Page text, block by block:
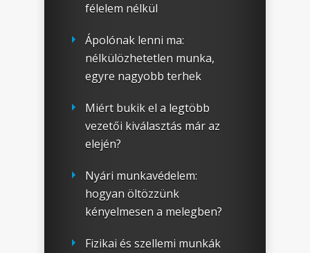
félelem nélkül
Ápolónak lenni ma:
nélkülözhetetlen munka,
egyre nagyobb terhek
Miért bukik el a legtöbb
vezetői kiválasztás már az
elején?
Nyári munkavédelem:
hogyan öltözzünk
kényelmesen a melegben?
Fizikai és szellemi munkák